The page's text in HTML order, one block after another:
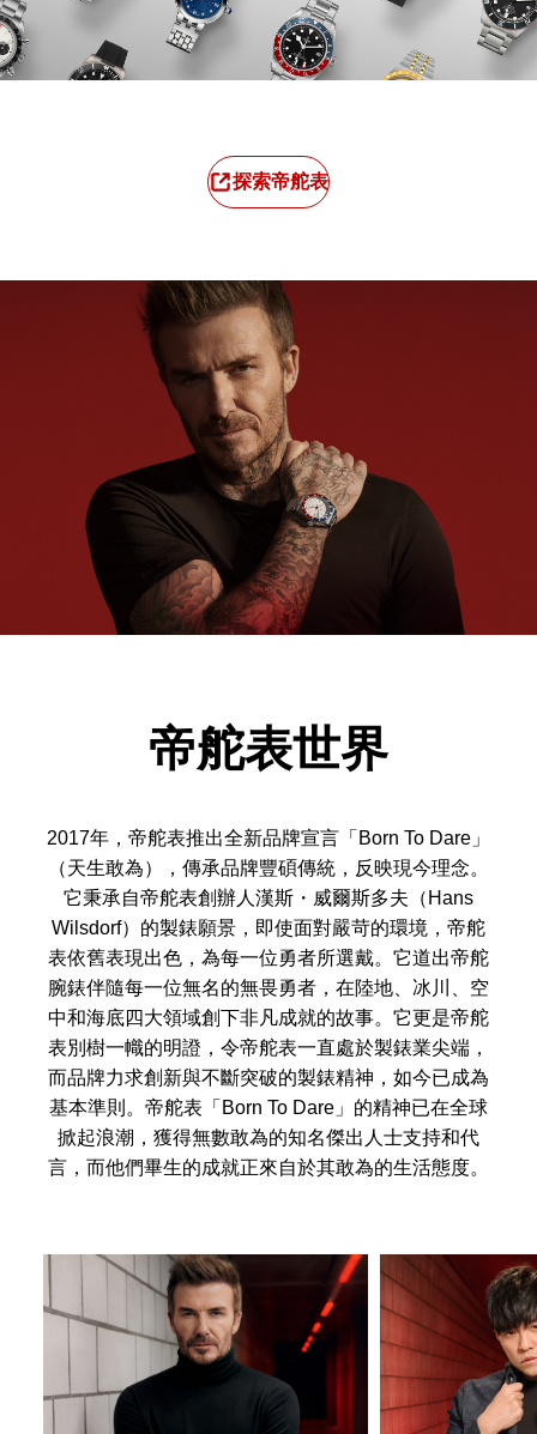
探索帝舵表
帝舵表世界
2017年，帝舵表推出全新品牌宣言「Born To Dare」
（天生敢為），傳承品牌豐碩傳統，反映現今理念。
它秉承自帝舵表創辦人漢斯・威爾斯多夫（Hans
Wilsdorf）的製錶願景，即使面對嚴苛的環境，帝舵
表依舊表現出色，為每一位勇者所選戴。它道出帝舵
腕錶伴隨每一位無名的無畏勇者，在陸地、冰川、空
中和海底四大領域創下非凡成就的故事。它更是帝舵
表別樹一幟的明證，令帝舵表一直處於製錶業尖端，
而品牌力求創新與不斷突破的製錶精神，如今已成為
基本準則。帝舵表「Born To Dare」的精神已在全球
掀起浪潮，獲得無數敢為的知名傑出人士支持和代
言，而他們畢生的成就正來自於其敢為的生活態度。